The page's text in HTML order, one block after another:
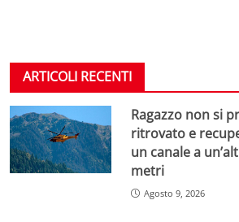
ARTICOLI RECENTI
Ragazzo non si
ritrovato e
un canale a
metri
Agosto 9, 2026